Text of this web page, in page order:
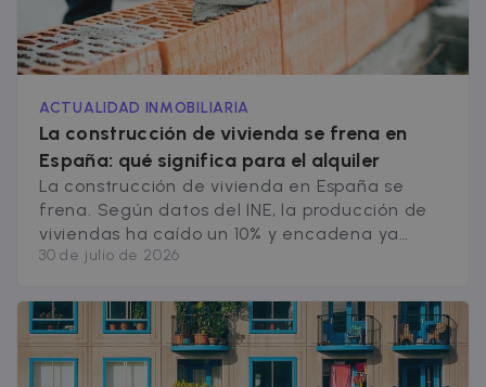
ACTUALIDAD INMOBILIARIA
La construcción de vivienda se frena en
España: qué significa para el alquiler
La construcción de vivienda en España se
frena. Según datos del INE, la producción de
viviendas ha caído un 10% y encadena ya
cinco meses de descensos, con un desplome
aleja todavía más de las 200.000 viviendas
anuales que el mercado español requeriría
para cubrir la [&hellip;]
30 de julio de 2026